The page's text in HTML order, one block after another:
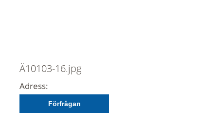
Ä10103-16.jpg
Adress:
Förfrågan